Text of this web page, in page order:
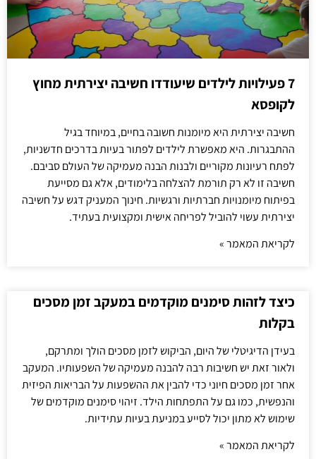
7 פעילויות לילדים שיעודדו חשיבה יצירתית מחוץ
לקופסא
חשיבה יצירתית היא מיומנות חשובה בחיים, במיוחד בגיל
ההתבגרות. היא מאפשרת לילדים לפתור בעיות בדרכים חדשניות,
לפתח רעיונות מקוריים ולבנות הבנה מעמיקה של העולם סביבם.
חשיבה זו לא רק תורמת להצלחה בלימודים, אלא גם מסייעת
בפיתוח מיומנויות חברתיות ורגשיות. חינוך המעניק דגש על חשיבה
יצירתית עשוי להוביל לפריחה אישית ומקצועית בעתיד.
לקריאת המאמר »
כיצד לזהות סימנים מוקדמים במעקב זמן מסכים
בקלות
בעידן הדיגיטלי של היום, הביקוש לזמן מסכים הולך ומתרקם,
ולאור זאת יש חשיבות רבה להבנה מעמיקה של השפעותיו. המעקב
אחר זמן מסכים חיוני כדי להבין את ההשפעות על הבריאות הפיזית
והנפשית, כמו גם על התפתחות הילד. זיהוי סימנים מוקדמים של
שימוש לא מתון יכול לסייע במניעת בעיות עתידיות.
לקריאת המאמר »